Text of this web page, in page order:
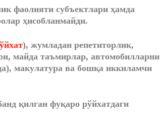
фаолияти субъектлари ҳамда
ҳисобланмайди.
), жумладан репетиторлик,
майда таъмирлар, автомобилларни
, макулатура ва бошқа иккиламчи
қилган фуқаро рўйхатдаги